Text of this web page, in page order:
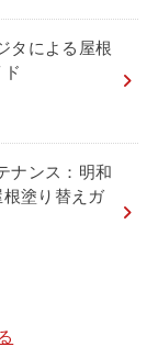
タによる屋根
ナンス：明和
塗り替えガ